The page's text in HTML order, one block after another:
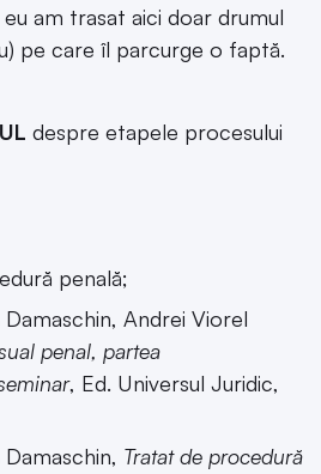
am trasat aici doar drumul
pe care îl parcurge o faptă.
despre etapele procesului
penală;
Andrei Viorel
penal, partea
, Ed. Universul Juridic,
Tratat de procedură